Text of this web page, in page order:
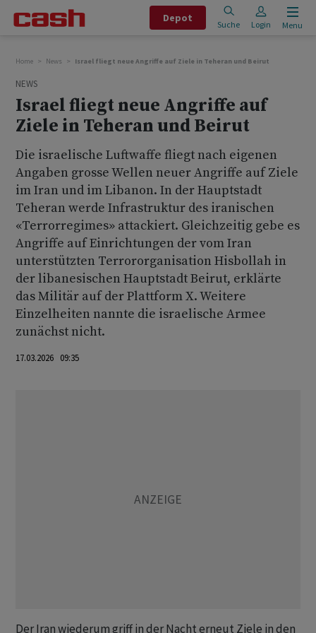
Depot
Suche Login Menu
Home News Israel fliegt neue Angriffe auf Ziele in Teheran und Beirut
NEWS
Israel fliegt neue Angriffe auf
Ziele in Teheran und Beirut
Die israelische Luftwaffe fliegt nach eigenen
Angaben grosse Wellen neuer Angriffe auf Ziele
im Iran und im Libanon. In der Hauptstadt
Teheran werde Infrastruktur des iranischen
«Terrorregimes» attackiert. Gleichzeitig gebe es
Angriffe auf Einrichtungen der vom Iran
unterstützten Terrororganisation Hisbollah in
der libanesischen Hauptstadt Beirut, erklärte
das Militär auf der Plattform X. Weitere
Einzelheiten nannte die israelische Armee
zunächst nicht.
17.03.2026 09:35
Der Iran wiederum griff in der Nacht erneut Ziele in den